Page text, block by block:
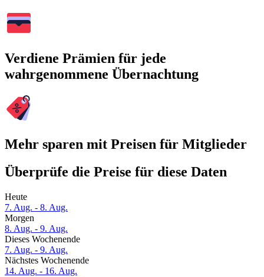
Verdiene Prämien für jede
wahrgenommene Übernachtung
Mehr sparen mit Preisen für Mitglieder
Überprüfe die Preise für diese Daten
Heute
7. Aug. - 8. Aug.
Morgen
8. Aug. - 9. Aug.
Dieses Wochenende
7. Aug. - 9. Aug.
Nächstes Wochenende
14. Aug. - 16. Aug.